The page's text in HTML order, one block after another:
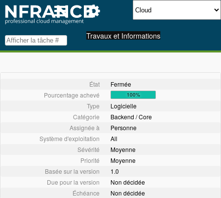
Travaux et Informations
État
Fermée
Pourcentage achevé
100%
Type
Logicielle
Catégorie
Backend / Core
Assignée à
Personne
Système d'exploitation
All
Sévérité
Moyenne
Priorité
Moyenne
Basée sur la version
1.0
Due pour la version
Non décidée
Échéance
Non décidée